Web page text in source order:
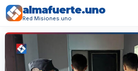
almafuerte.uno
Red Misiones.uno